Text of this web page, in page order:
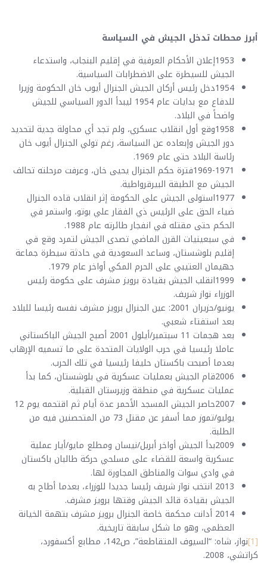
أبرز محطات تدخل الجيش في السياسة
1953إعلان الأحكام العرفية في إقليم البنجاب، واستدعاء
الجيش للسيطرة على الاضطرابات السياسية.
1954دخل رئيس أركان الجيش الجنرال أيوب خان الحكومة وزيرا
للدفاع مع بدايات عام 1954 ليبدأ الدور السياسي للجيش
واضحاً في البلاد.
1958وقع أول انقلاب عسكري، ولم تجد أي محاولة جدية لتحديد
دور الجيش وإبعاده عن السياسة، رغم تولي الجنرال أيوب خان
رئاسة البلاد حتى عام 1969.
1969-1971فترة حكم الجنرال يحيى خان، وعرفت مرحلته تحالف
الجيش مع الطبقة البيرقرواطية.
1977استولى الجيش على الحكومة إثر انقلاب قاده الجنرال
ضياء الحق على الرئيس ذي الفقار علي بوتو، واستمر في
الحكم حتى مقتله في انفجار طائرته عام 1988.
في سبعينيات القرن الماضي تصدى الجيش لتمرد وقع في
إقليم بلوشستان، وساعد السعودية في حادثة سيطرة جماعة
جهيمان العتيبي على الحرم المكي أواخر عام 1979.
1999انقلب الجيش بقيادة برويز مشرف على حكومة رئيس
الوزراء نواز شريف.
يونيو/حزيران 2001: عين الجنرال برويز مشرف نفسه رئيسا للبلاد
بعد استفتاء شعبي.
بعد هجمات 11 سبتمبر/أيلول 2001 أصبح الجيش الباكستاني
عاملا رئيسيا في حرب الولايات المتحدة على ما تسميه الإرهاب
بعدما أصبحت باكستان حليفا رئيسيا في تلك الحرب.
2006قام الجيش بعمليات عسكرية في بلوشستان، كما بدأ
عمليات عسكرية في منطقة وزيرستان القبلية.
2007حاصر الجيش المسجد الأحمر عدة أيام ثم اقتحمه يوم 12
يوليو/تموز مما أسفر عن مقتل 73 من المتحصنين فيه من
الطلبة.
2009بدأ الجيش أواخر أبريل/نيسان ومطلع مايو/أيار عملية
عسكرية واسعة للقضاء على مسلحي حركة طالبان باكستان
في وادي سوات والمناطق المجاورة لها.
2013 انتخب نواز شريف رئيسا جديدا للوزراء، بعدما أطاح به
الجيش بقيادة قائد الجيش وقتها برويز مشرف.
2014 أدانت محكمة خاصة الجنرال برويز مشرف بتهمة الخيانة
العظمى، وهو ما شكل سابقة تاريخية.
[1]
نواز، شاه: “السيوف المتقاطعة”، ص142، مطابع أكسفورد،
كراتشي، 2008.